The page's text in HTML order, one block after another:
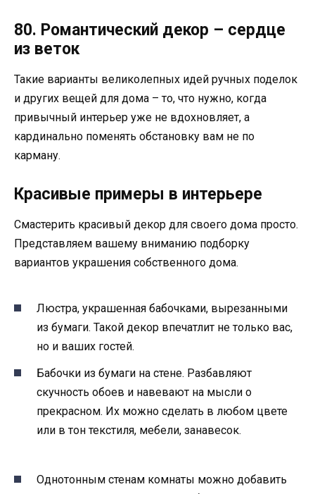
80. Романтический декор – сердце
из веток
Такие варианты великолепных идей ручных поделок
и других вещей для дома – то, что нужно, когда
привычный интерьер уже не вдохновляет, а
кардинально поменять обстановку вам не по
карману.
Красивые примеры в интерьере
Смастерить красивый декор для своего дома просто.
Представляем вашему вниманию подборку
вариантов украшения собственного дома.
Люстра, украшенная бабочками, вырезанными
из бумаги. Такой декор впечатлит не только вас,
но и ваших гостей.
Бабочки из бумаги на стене. Разбавляют
скучность обоев и навевают на мысли о
прекрасном. Их можно сделать в любом цвете
или в тон текстиля, мебели, занавесок.
Однотонным стенам комнаты можно добавить